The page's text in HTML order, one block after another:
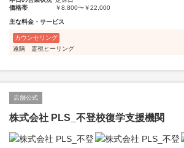
価格帯
￥8,800〜￥22,000
主な料金・サービス
カウンセリング
遠隔 霊視ヒーリング
店舗公式
株式会社 PLS_不登校復学支援機関